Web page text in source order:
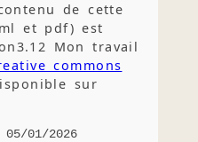
de cette
et pdf) est
Mon travail
commons
sur
01/2026